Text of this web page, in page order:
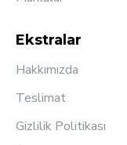
Ekstralar
Hakkımızda
Teslimat
Gizlilik Politikası